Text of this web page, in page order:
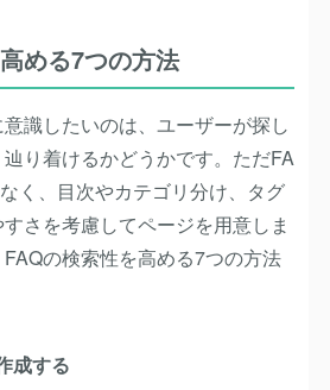
める7つの方法
識したいのは、ユーザーが探し
り着けるかどうかです。ただFA
く、目次やカテゴリ分け、タグ
さを考慮してページを用意しま
の検索性を高める7つの方法
成する